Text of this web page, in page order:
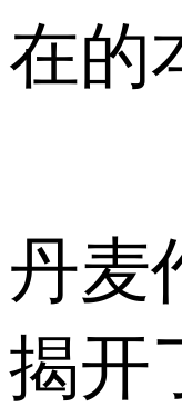
在的
丹麦
揭开